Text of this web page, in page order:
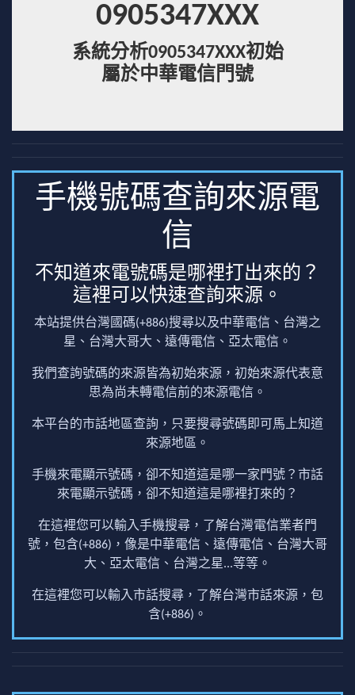
0905347XXX
系統分析0905347XXX初始
屬於中華電信門號
手機號碼查詢來源電
信
不知道來電號碼是哪裡打出來的？
這裡可以快速查詢來源。
本站提供台灣國碼(+886)搜尋以及中華電信、台灣之
星、台灣大哥大、遠傳電信、亞太電信。
我們查詢號碼的來源皆為初始來源，初始來源代表意
思為尚未轉電信前的來源電信。
本平台的市話地區查詢，只要搜尋號碼即可馬上知道
來源地區。
手機來電顯示號碼，卻不知道這是哪一家門號？市話
來電顯示號碼，卻不知道這是哪裡打來的？
在這裡您可以輸入手機搜尋，了解台灣電信業者門
號，包含(+886)，像是中華電信、遠傳電信、台灣大哥
大、亞太電信、台灣之星...等等。
在這裡您可以輸入市話搜尋，了解台灣市話來源，包
含(+886)。